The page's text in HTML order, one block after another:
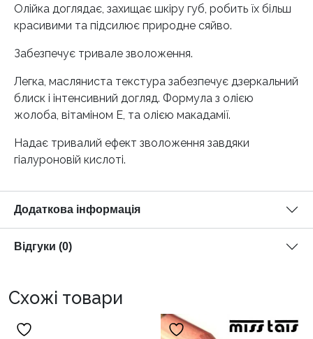
Олійка доглядає, захищає шкіру губ, робить їх більш
красивими та підсилює природне сяйво.
Забезпечує тривале зволоження.
Легка, масляниста текстура забезпечує дзеркальний
блиск і інтенсивний догляд. Формула з олією
жолоба, вітаміном Е, та олією макадамії.
Надає тривалий ефект зволоження завдяки
гіалуроновій кислоті.
Додаткова інформація
Відгуки (0)
Схожі товари